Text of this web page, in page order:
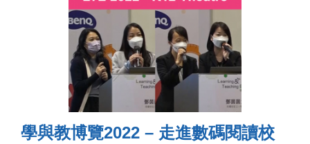
學與教博覽2022 – 走進數碼閱讀校